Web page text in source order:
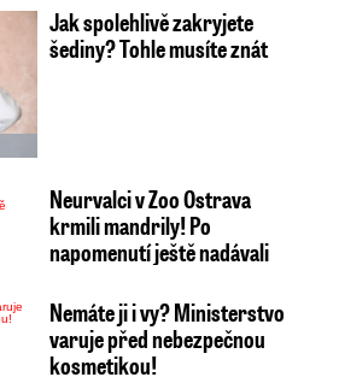
Jak spolehlivě zakryjete
šediny? Tohle musíte znát
Neurvalci v Zoo Ostrava
krmili mandrily! Po
napomenutí ještě nadávali
Nemáte ji i vy? Ministerstvo
varuje před nebezpečnou
kosmetikou!